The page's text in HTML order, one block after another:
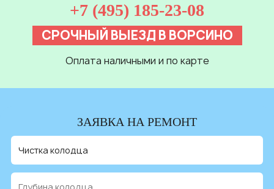
+7 (495) 185-23-08
СРОЧНЫЙ ВЫЕЗД В ВОРСИНО
Оплата наличными и по карте
ЗАЯВКА НА РЕМОНТ